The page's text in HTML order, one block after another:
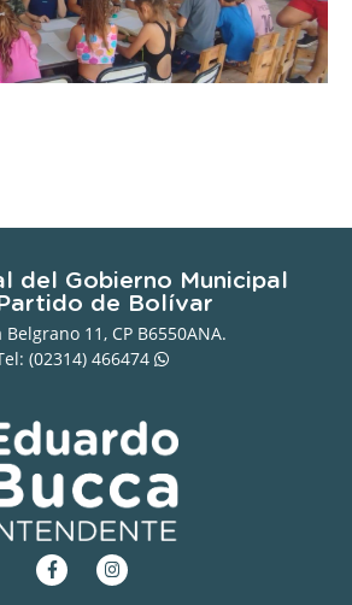
del Gobierno Municipal
de Bolívar
11, CP B6550ANA.
(02314) 466474